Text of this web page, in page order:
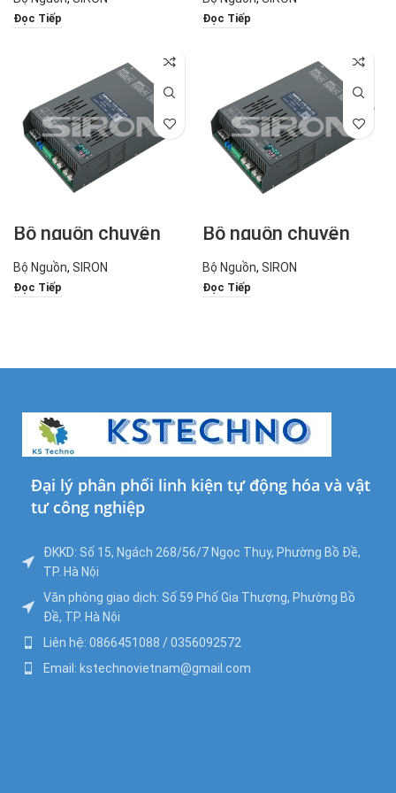
Đọc Tiếp Đọc Tiếp
Bộ nguồn chuyển
mạch công suất cao
4000W dòng: P190-
4000
Bộ Nguồn, SIRON
Đọc Tiếp
Bộ nguồn chuyển
mạch công suất cao
5000W dòng: P190-
5000
Bộ Nguồn, SIRON
Đọc Tiếp
Đại lý phân phối linh kiện tự động hóa và vật
tư công nghiệp
ĐKKD: Số 15, Ngách 268/56/7 Ngọc Thụy, Phường Bồ Đề,
TP. Hà Nội
Văn phòng giao dịch: Số 59 Phố Gia Thượng, Phường Bồ
Đề, TP. Hà Nội
Liên hệ: 0866451088 / 0356092572
Email: kstechnovietnam@gmail.com